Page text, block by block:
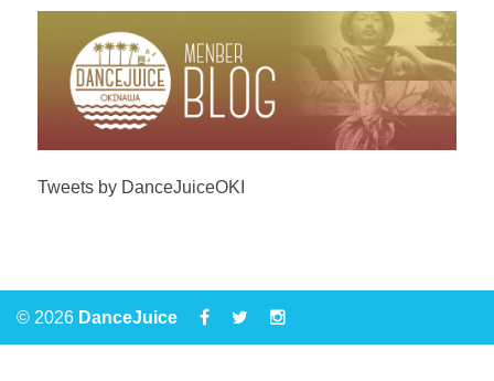
Tweets by DanceJuiceOKI
© 2026 DanceJuice